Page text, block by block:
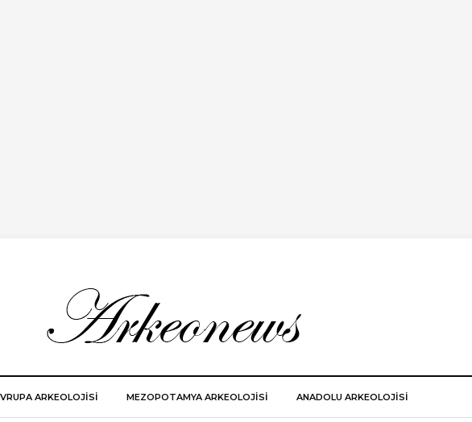
ARKEOLOJISI MEZOPOTAMYA ARKEOLOJISI ANADOLU ARKEOLOJİSİ